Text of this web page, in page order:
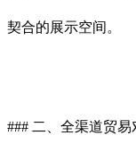
契合的展示空间。
### 二、全渠道贸